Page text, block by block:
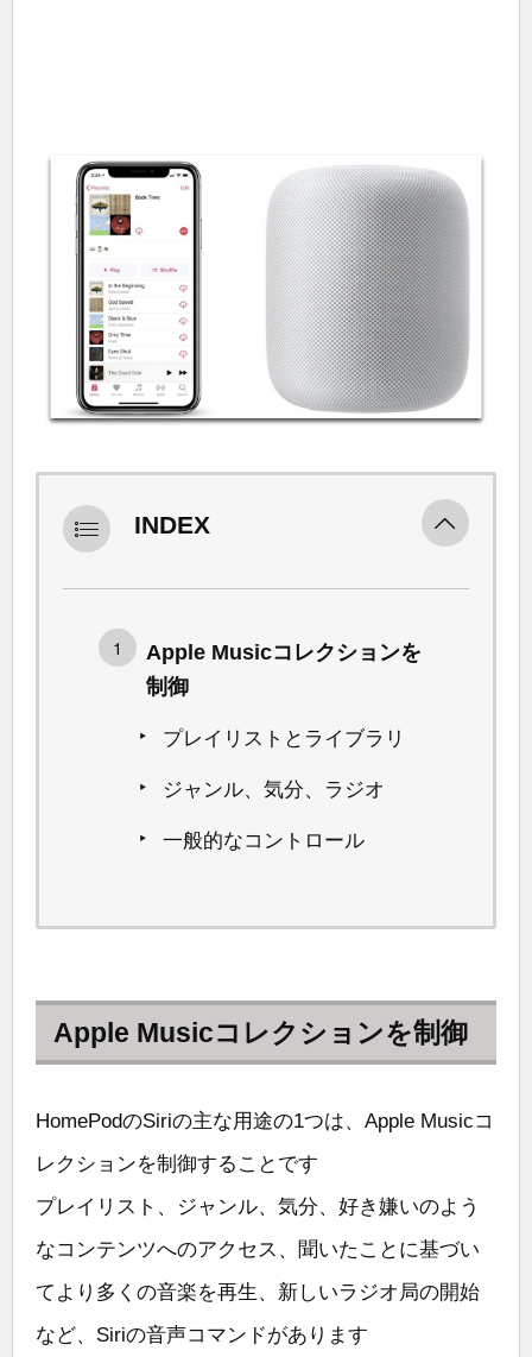
INDEX
Apple Musicコレクションを
制御
プレイリストとライブラリ
ジャンル、気分、ラジオ
一般的なコントロール
Apple Musicコレクションを制御
HomePodのSiriの主な用途の1つは、Apple Musicコ
レクションを制御することです
プレイリスト、ジャンル、気分、好き嫌いのよう
なコンテンツへのアクセス、聞いたことに基づい
てより多くの音楽を再生、新しいラジオ局の開始
など、Siriの音声コマンドがあります